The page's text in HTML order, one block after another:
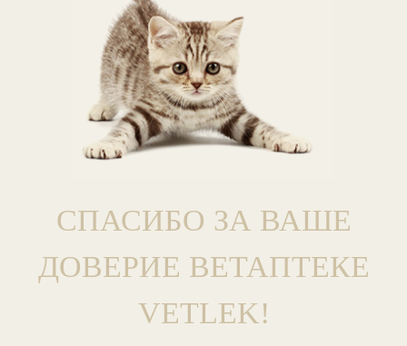
СПАСИБО ЗА ВАШЕ
ДОВЕРИЕ ВЕТАПТЕКЕ
VETLEK!